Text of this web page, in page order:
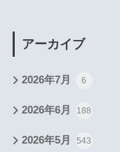
アーカイブ
2026年7月 6
2026年6月 188
2026年5月 543